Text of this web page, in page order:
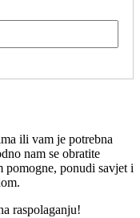
ili vam je potrebna
nam se obratite
pomogne, ponudi savjet i
raspolaganju!